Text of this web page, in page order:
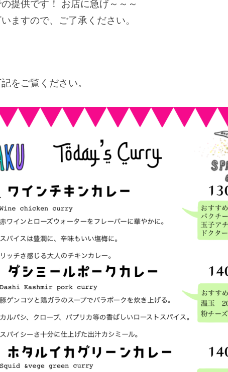
の提供です！ お店に急げ～～～
ますので、ご了承ください。
をご覧ください。